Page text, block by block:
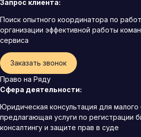
Запрос клиента:
Поиск опытного координатора по
организации эффективной работы
сервиса
Заказать звонок
Право на Ряду
Сфера деятельности:
Юридическая консультация для малого
предлагающая услуги по регистрации
консалтингу и защите прав в суде